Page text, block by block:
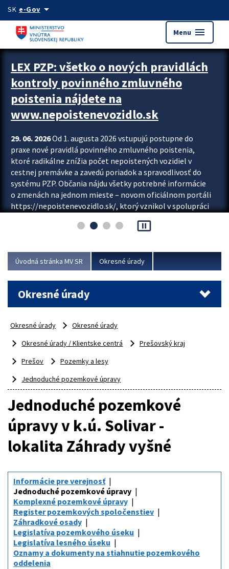
Preskocit na hlavný obsah
SK e-Govarrow_drop_down
Menu menu
Zastavit automatický posun upútavok
LEX PZP: všetko o nových pravidlách
kontroly povinného zmluvného
poistenia nájdete na
www.nepoistenevozidlo.sk
29. 06. 2026Od 1. augusta 2026 vstupujú postupne do
praxe nové pravidlá povinného zmluvného poistenia,
ktoré radikálne znížia počet nepoistených vozidiel v
cestnej premávke a zavedú poriadok a spravodlivosť do
systému PZP. Občania nájdu všetky potrebné informácie
o zmenách na jednom mieste – novom oficiálnom portáli
https://nepoistenevozidlo.sk/, ktorý vznikol v spolupráci
asociácie poisťovní (SLASPO) a Ministerstva vnútra SR.
Viac
pause_presentation
Úvodná stránka MV SR Okresné úrady
Okresné úrady
Okresné úrady
Okresné úrady
Okresné úrady / Klientske centrá
Prešovský kraj
Prešov
Pozemky a lesy
Jednoduché pozemkové úpravy
Jednoduché pozemkové
úpravy v k.ú. Solivar -
lokalita Záhrady vyšné
Informácie pre verejnosť
Jednoduché pozemkové úpravy
Komplexné pozemkové úpravy
Register pozemkových spoločenstiev
Záhradkové osady
Legislatíva pozemkového úseku
Legislatíva lesného úseku
Oznamy a dokumenty na stiahnutie pozemkového
oddelenia